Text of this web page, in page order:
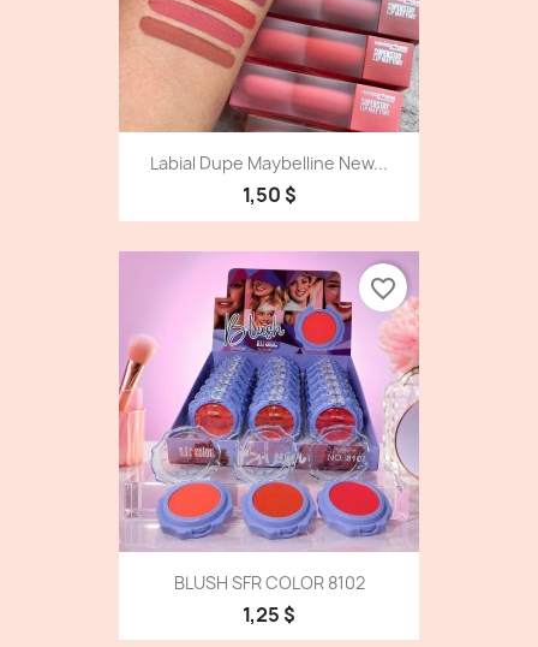
Labial Dupe Maybelline New...
1,50 $
BLUSH SFR COLOR 8102
1,25 $
favorite_border